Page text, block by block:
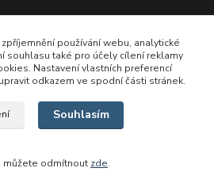
používání webu, analytické
souhlasu také pro účely cílení reklamy
Nastavení vlastních preferencí
odkazem ve spodní části stránek.
Souhlasím
můžete odmítnout zde.